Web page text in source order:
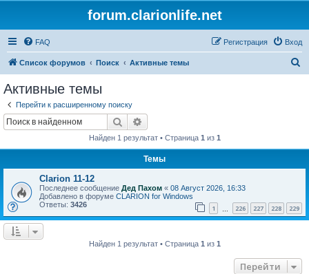
forum.clarionlife.net
FAQ Вход
Регистрация
Список форумов Поиск Активные темы
Активные темы
Перейти к расширенному поиску
Поиск
Найден 1 результат • Страница 1 из 1
Темы
Clarion 11-12
Последнее сообщение Дед Пахом « 08 Август 2026, 16:33
Добавлено в форуме CLARION for Windows
Ответы: 3426 1 226 227 228 229
Найден 1 результат • Страница 1 из 1
Перейти